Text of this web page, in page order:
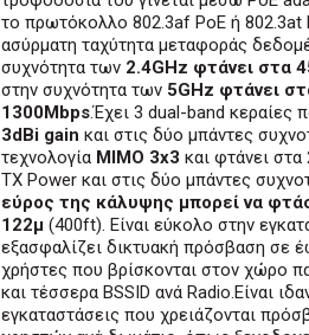
το πρωτόκολλο 802.3af PoE ή 802.3at
ασύρματη ταχύτητα μεταφοράς
συχνότητα των 2.4GHz φτάνει στα
στην συχνότητα των 5GHz φτάνει
1300Mbps.Έχει 3 dual-band κεραίες
3dBi gain και στις δύο μπάντες
τεχνολογία MIMO 3x3 και φτάνει στα
TX Power και στις δύο μπάντες
εύρος της κάλυψης μπορεί να
122μ (400ft). Είναι εύκολο στην
εξασφαλίζει δικτυακή πρόσβαση σε
χρήστες που βρίσκονται στον χώρο
και τέσσερα BSSID ανά Radio.Είναι
εγκαταστάσεις που χρειάζονται